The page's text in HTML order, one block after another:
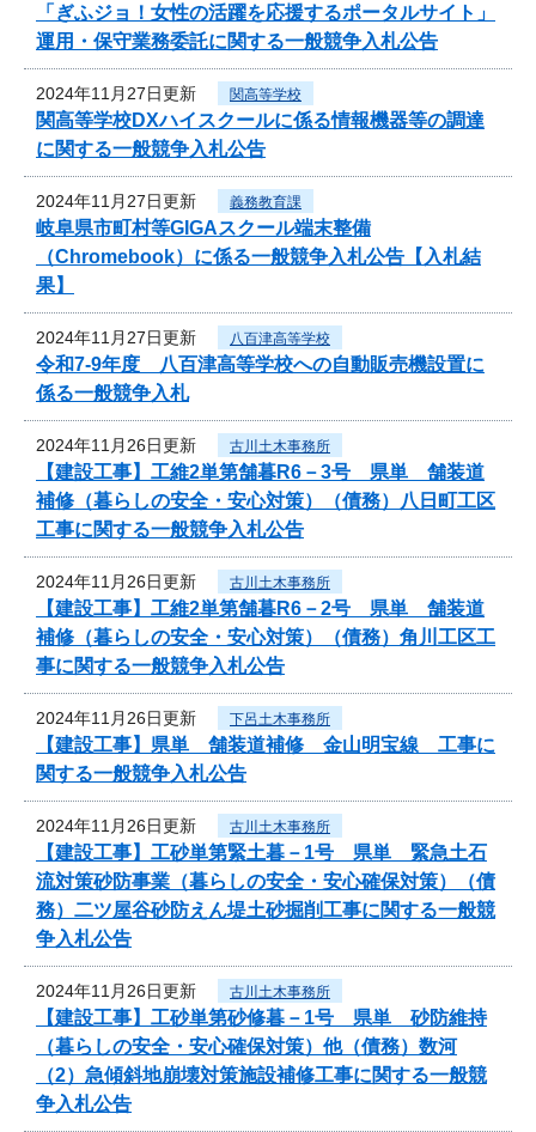
「ぎふジョ！女性の活躍を応援するポータルサイト」
運用・保守業務委託に関する一般競争入札公告
2024年11月27日更新 関高等学校
関高等学校DXハイスクールに係る情報機器等の調達
に関する一般競争入札公告
2024年11月27日更新 義務教育課
岐阜県市町村等GIGAスクール端末整備
（Chromebook）に係る一般競争入札公告【入札結
果】
2024年11月27日更新 八百津高等学校
令和7-9年度 八百津高等学校への自動販売機設置に
係る一般競争入札
2024年11月26日更新 古川土木事務所
【建設工事】工維2単第舗暮R6－3号 県単 舗装道
補修（暮らしの安全・安心対策）（債務）八日町工区
工事に関する一般競争入札公告
2024年11月26日更新 古川土木事務所
【建設工事】工維2単第舗暮R6－2号 県単 舗装道
補修（暮らしの安全・安心対策）（債務）角川工区工
事に関する一般競争入札公告
2024年11月26日更新 下呂土木事務所
【建設工事】県単 舗装道補修 金山明宝線 工事に
関する一般競争入札公告
2024年11月26日更新 古川土木事務所
【建設工事】工砂単第緊土暮－1号 県単 緊急土石
流対策砂防事業（暮らしの安全・安心確保対策）（債
務）二ツ屋谷砂防えん堤土砂掘削工事に関する一般競
争入札公告
2024年11月26日更新 古川土木事務所
【建設工事】工砂単第砂修暮－1号 県単 砂防維持
（暮らしの安全・安心確保対策）他（債務）数河
（2）急傾斜地崩壊対策施設補修工事に関する一般競
争入札公告